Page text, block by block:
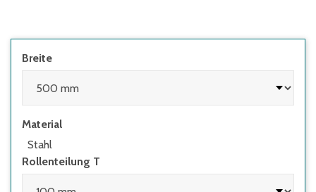
Breite
Material
Stahl
Rollenteilung T